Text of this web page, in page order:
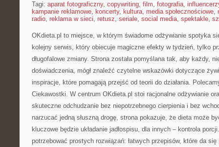
Tagi: aparat fotograficzny, copywriting, film, fotografia,
kampanie reklamowe, koncerty, kultura, media społecznościowe,
radio, reklama w sieci, retusz, seriale, social media, spektakle,
OKdieta.pl to miejsce, w którym świadome odżywianie spotyka
kolejny serwis, który obiecuje magiczne efekty w tydzień, tylko
długofalowe zmiany. Strona została pomyślana tak, aby każdy,
doświadczenia, mógł znaleźć czytelne wskazówki dotyczące
inspiracje, które pomagają przejść od teorii do działania.
Ciekawostki. W centrum OKdieta.pl stoi racjonalne odżywianie
skuteczne odchudzanie bez niepotrzebnego cierpienia i bez
narzucać jedną słuszną drogę, strona pokazuje, że dieta może
kluczowe będzie układanie jadłospisu, dla innych – kontrola
potrzebować prostych rozwiązań: łatwych przepisów, które da